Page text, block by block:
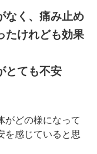
なく、痛み止め
たけれども効果
とても不安
がどの様になって
を感じていると思